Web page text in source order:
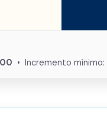
• Incremento mínimo: